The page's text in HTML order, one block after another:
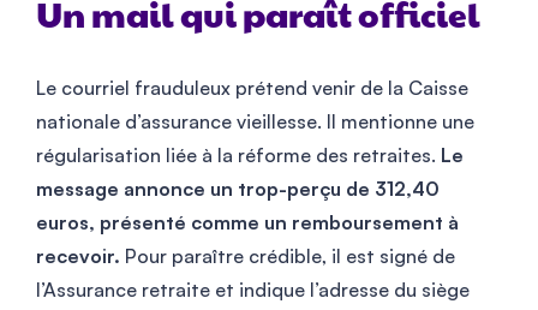
Un mail qui paraît officiel
Le courriel frauduleux prétend venir de la Caisse
nationale d’assurance vieillesse. Il mentionne une
régularisation liée à la réforme des retraites. Le
message annonce un trop-perçu de 312,40
euros, présenté comme un remboursement à
recevoir. Pour paraître crédible, il est signé de
l’Assurance retraite et indique l’adresse du siège